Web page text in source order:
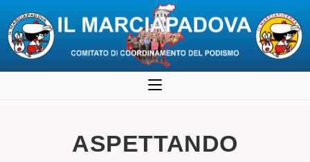
al
ASPETTANDO